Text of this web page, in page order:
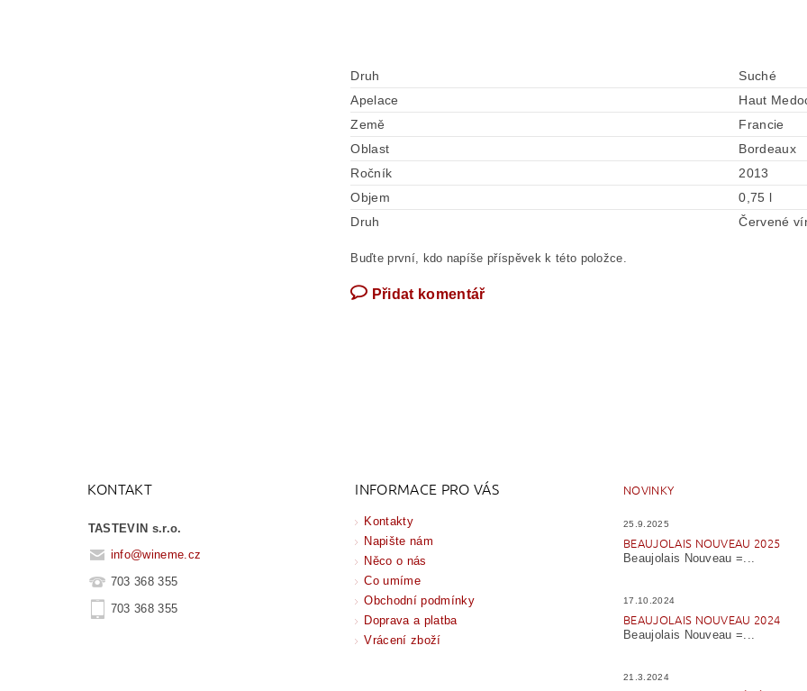
Druh
Suché
Apelace
Haut
Země
Francie
Oblast
Bordeaux
Ročník
2013
Objem
0,75 l
Druh
Červené
Buďte první, kdo napíše příspěvek k této položce.
Přidat komentář
KONTAKT
TASTEVIN s.r.o.
info@wineme.cz
703 368 355
703 368 355
INFORMACE PRO VÁS
Kontakty
Napište nám
Něco o nás
Co umíme
Obchodní podmínky
Doprava a platba
Vrácení zboží
NOVINKY
25.9.2025
BEAUJOLAIS NOUVEAU 2025
Beaujolais Nouveau =...
17.10.2024
BEAUJOLAIS NOUVEAU 2024
Beaujolais Nouveau =...
21.3.2024